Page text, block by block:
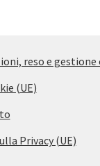
reso e gestione
(UE)
Privacy (UE)